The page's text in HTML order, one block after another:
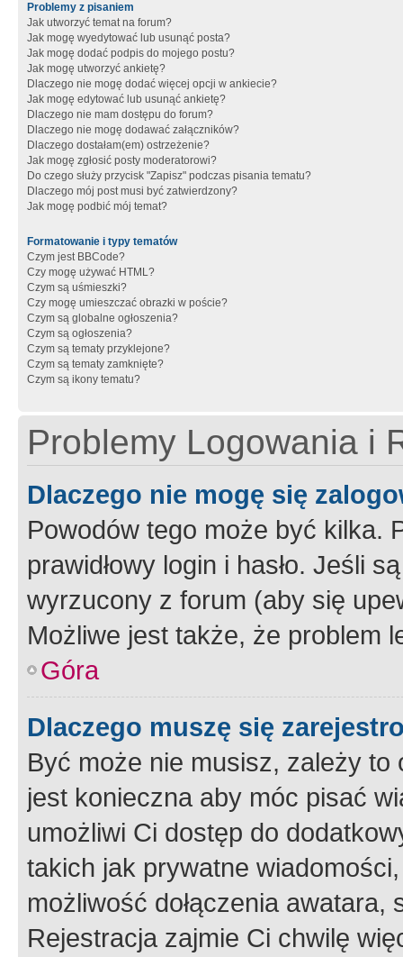
Problemy z pisaniem
Jak utworzyć temat na forum?
Jak mogę wyedytować lub usunąć posta?
Jak mogę dodać podpis do mojego postu?
Jak mogę utworzyć ankietę?
Dlaczego nie mogę dodać więcej opcji w ankiecie?
Jak mogę edytować lub usunąć ankietę?
Dlaczego nie mam dostępu do forum?
Dlaczego nie mogę dodawać załączników?
Dlaczego dostałam(em) ostrzeżenie?
Jak mogę zgłosić posty moderatorowi?
Do czego służy przycisk "Zapisz" podczas pisania tematu?
Dlaczego mój post musi być zatwierdzony?
Jak mogę podbić mój temat?
Formatowanie i typy tematów
Czym jest BBCode?
Czy mogę używać HTML?
Czym są uśmieszki?
Czy mogę umieszczać obrazki w poście?
Czym są globalne ogłoszenia?
Czym są ogłoszenia?
Czym są tematy przyklejone?
Czym są tematy zamknięte?
Czym są ikony tematu?
Problemy Logowania i
Dlaczego nie mogę się
Powodów tego może być kilka.
prawidłowy login i hasło. Jeśli
wyrzucony z forum (aby się
Możliwe jest także, że problem
Góra
Dlaczego muszę się
Być może nie musisz, zależy
jest konieczna aby móc pisać
umożliwi Ci dostęp do
takich jak prywatne
możliwość dołączenia
Rejestracja zajmie Ci chwilę